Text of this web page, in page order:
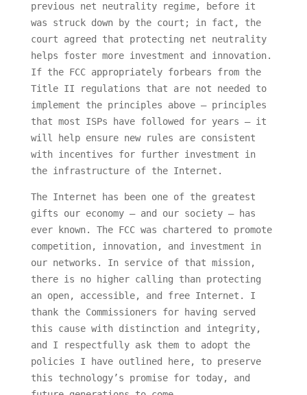
previous net neutrality regime, before it
was struck down by the court; in fact, the
court agreed that protecting net neutrality
helps foster more investment and innovation.
If the FCC appropriately forbears from the
Title II regulations that are not needed to
implement the principles above — principles
that most ISPs have followed for years — it
will help ensure new rules are consistent
with incentives for further investment in
the infrastructure of the Internet.
The Internet has been one of the greatest
gifts our economy — and our society — has
ever known. The FCC was chartered to promote
competition, innovation, and investment in
our networks. In service of that mission,
there is no higher calling than protecting
an open, accessible, and free Internet. I
thank the Commissioners for having served
this cause with distinction and integrity,
and I respectfully ask them to adopt the
policies I have outlined here, to preserve
this technology’s promise for today, and